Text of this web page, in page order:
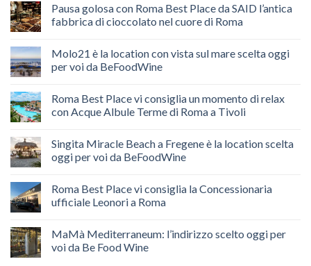
Pausa golosa con Roma Best Place da SAID l’antica
fabbrica di cioccolato nel cuore di Roma
Molo21 è la location con vista sul mare scelta oggi
per voi da BeFoodWine
Roma Best Place vi consiglia un momento di relax
con Acque Albule Terme di Roma a Tivoli
Singita Miracle Beach a Fregene è la location scelta
oggi per voi da BeFoodWine
Roma Best Place vi consiglia la Concessionaria
ufficiale Leonori a Roma
MaMà Mediterraneum: l’indirizzo scelto oggi per
voi da Be Food Wine